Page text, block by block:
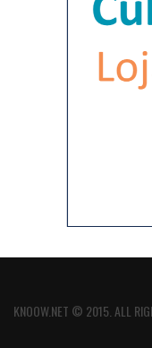
KNOOW.NET © 2015. ALL